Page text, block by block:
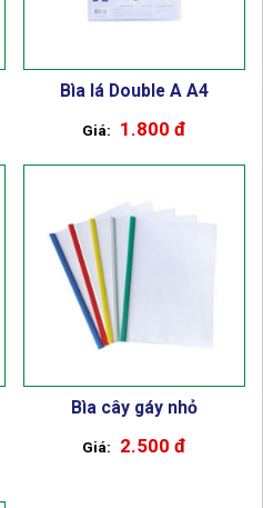
Bìa lá Double A A4
1.800 đ
Bìa cây gáy nhỏ
2.500 đ